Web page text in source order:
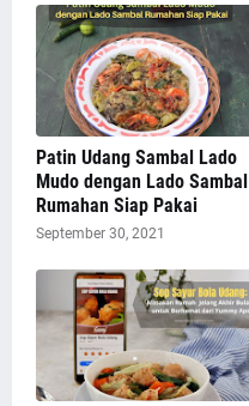
Patin Udang Sambal Lado
Mudo dengan Lado Sambal
Rumahan Siap Pakai
September 30, 2021